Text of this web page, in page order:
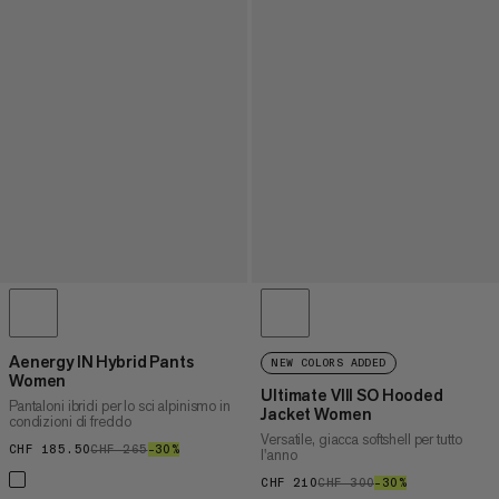
Aenergy IN Hybrid Pants
Women
Pantaloni ibridi per lo sci alpinismo in
condizioni di freddo
CHF 185.50CHF 185.50
CHF 265CHF 265
–30%
NEW COLORS ADDED
Ultimate VIII SO Hooded
Jacket Women
Versatile, giacca softshell per tutto
l'anno
CHF 210CHF 210
CHF 300CHF 300
–30%